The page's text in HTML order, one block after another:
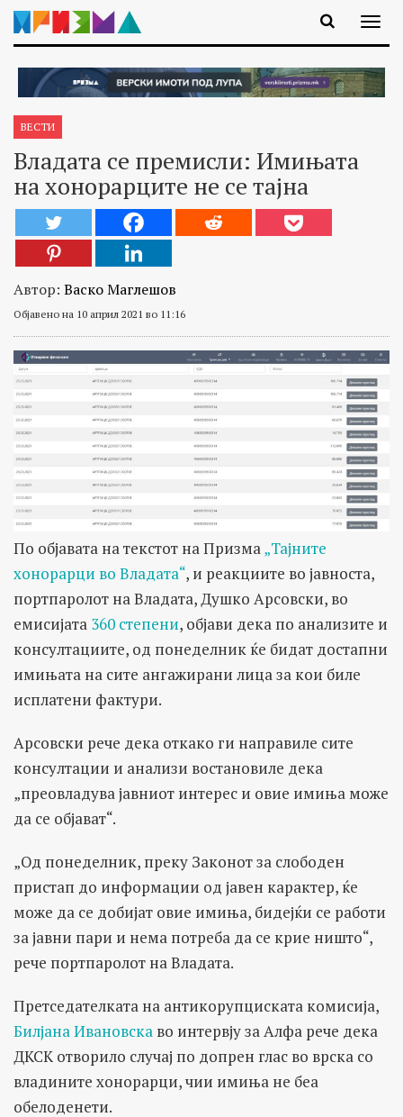
ВЕСТИ
Владата се премисли: Имињата
на хонорарците не се тајна
Автор: Васко Маглешов
Објавено на 10 април 2021 во 11:16
По објавата на текстот на Призма„Тајните
хонорарци во Владата“, и реакциите во јавноста,
портпаролот на Владата, Душко Арсовски, во
емисијата 360 степени, објави дека по анализите и
консултациите, од понеделник ќе бидат достапни
имињата на сите ангажирани лица за кои биле
исплатени фактури.
Арсовски рече дека откако ги направиле сите
консултации и анализи востановиле дека
„преовладува јавниот интерес и овие имиња може
да се објават“.
„Од понеделник, преку Законот за слободен
пристап до информации од јавен карактер, ќе
може да се добијат овие имиња, бидејќи се работи
за јавни пари и нема потреба да се крие ништо“,
рече портпаролот на Владата.
Претседателката на антикорупциската комисија,
Билјана Ивановска во интервју за Алфа рече дека
ДКСК отворило случај по допрен глас во врска со
владините хонорарци, чии имиња не беа
обелоденети.